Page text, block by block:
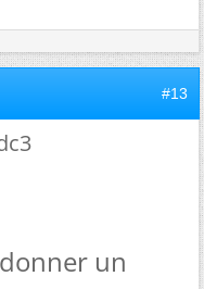
#13
un